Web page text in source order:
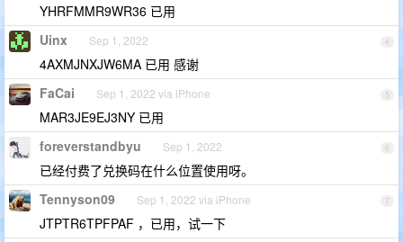
YHRFMMR9WR36 已用
4
Uinx Sep 1, 2022
4AXMJNXJW6MA 已用 感谢
5
FaCai Sep 1, 2022 via iPhone
MAR3JE9EJ3NY 已用
6
foreverstandbyu Sep 1, 2022
已经付费了兑换码在什么位置使用呀。
7
Tennyson09 Sep 1, 2022 via iPhone
JTPTR6TPFPAF ，已用，试一下